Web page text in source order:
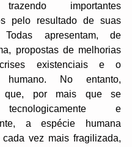
importantes
pelo resultado de suas
Todas apresentam, de
propostas de melhorias
existenciais e o
humano. No entanto,
que, por mais que se
e
a espécie humana
cada vez mais fragilizada,